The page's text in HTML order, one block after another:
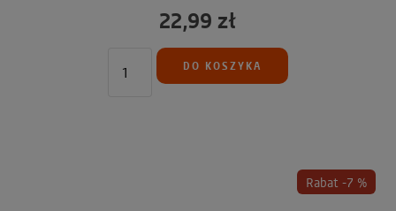
22,99 zł
DO KOSZYKA
Rabat -7 %